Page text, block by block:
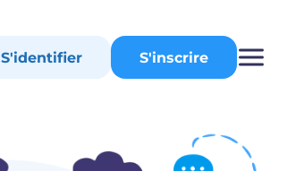
S'identifier S'inscrire